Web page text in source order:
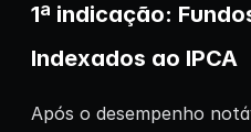
1ª indicação:
Indexados ao IPCA
Após o desempenho